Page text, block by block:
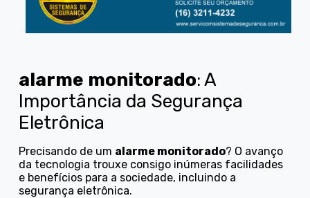
alarme monitorado: A
Importância da Segurança
Eletrônica
Precisando de um alarme monitorado? O avanço
da tecnologia trouxe consigo inúmeras facilidades
e benefícios para a sociedade, incluindo a
segurança eletrônica.